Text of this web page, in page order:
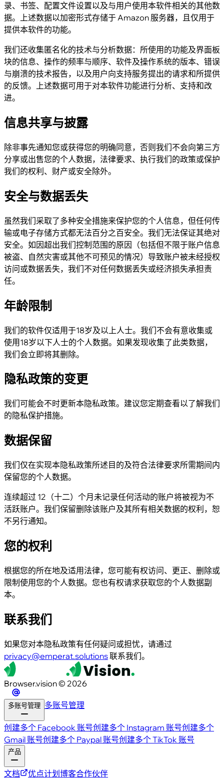
录、书签、配置文件设置以及与用户使用本软件相关的其他数
据。上述数据以加密形式存储于 Amazon 服务器，且仅用于
提供本软件的功能。
我们还收集匿名化的技术与分析数据：所使用的功能及界面板
块的信息、操作的频率与顺序、软件及操作系统的版本、错误
与崩溃的技术报告，以及用户向支持服务提出的请求和所提供
的反馈。上述数据可用于对本软件功能进行分析、支持和改
进。
信息共享与披露
除非事先通知您或获得您的明确同意，否则我们不会向第三方
分享或出售您的个人数据，法律要求、执行我们的政策或保护
我们的权利、财产或安全除外。
安全与数据丢失
虽然我们采取了多种安全措施来保护您的个人信息，但任何传
输或电子存储方式都无法百分之百安全。我们无法保证其绝对
安全。如因超出我们控制范围的原因（包括但不限于账户信息
被盗、自然灾害或其他不可预见的情况）导致账户被未经授权
访问或数据丢失，我们不对任何数据丢失或经济损失承担责
任。
年龄限制
我们的软件仅适用于18岁及以上人士。我们不会有意收集或
使用18岁以下人士的个人数据。如果发现收集了此类数据，
我们会立即将其删除。
隐私政策的变更
我们可能会不时更新本隐私政策。建议您定期查看以了解我们
的隐私保护措施。
数据保留
我们仅在实现本隐私政策所述目的及符合法律要求所需期间内
保留您的个人数据。
连续超过 12（十二）个月未记录任何活动的账户将被视为不
活跃账户。我们保留删除该账户及其所有相关数据的权利，恕
不另行通知。
您的权利
根据您的所在地及适用法律，您可能有权访问、更正、删除或
限制使用您的个人数据。您也有权请求获取您的个人数据副
本。
联系我们
如果您对本隐私政策有任何疑问或担忧，请通过
privacy@emperat.solutions联系我们。
Browser.vision © 2026
多账号管理 多账号管理
创建多个 Facebook 账号创建多个 Instagram 账号创建多个
Gmail 账号创建多个 Paypal 账号创建多个 TikTok 账号
产品
文档 优点计划博客合作伙伴